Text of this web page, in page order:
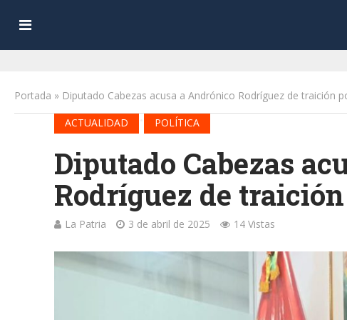
Portada » Diputado Cabezas acusa a Andrónico Rodríguez de traición
ACTUALIDAD
POLÍTICA
Diputado Cabezas
Rodríguez de
La Patria 3 de abril de 2025 14 Vistas